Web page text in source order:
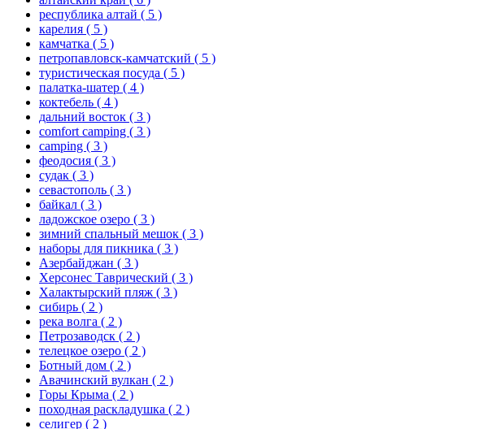
республика алтай ( 5 )
карелия ( 5 )
камчатка ( 5 )
петропавловск-камчатский ( 5 )
туристическая посуда ( 5 )
палатка-шатер ( 4 )
коктебель ( 4 )
дальний восток ( 3 )
comfort camping ( 3 )
camping ( 3 )
феодосия ( 3 )
судак ( 3 )
севастополь ( 3 )
байкал ( 3 )
ладожское озеро ( 3 )
зимний спальный мешок ( 3 )
наборы для пикника ( 3 )
Азербайджан ( 3 )
Херсонес Таврический ( 3 )
Халактырский пляж ( 3 )
сибирь ( 2 )
река волга ( 2 )
Петрозаводск ( 2 )
телецкое озеро ( 2 )
Ботный дом ( 2 )
Авачинский вулкан ( 2 )
Горы Крыма ( 2 )
походная раскладушка ( 2 )
селигер ( 2 )